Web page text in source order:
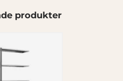
produkter